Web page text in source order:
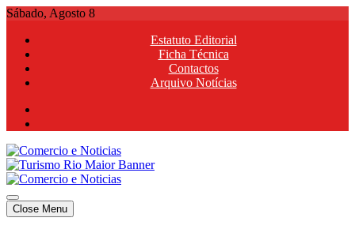
Skip
content
Sábado, Agosto 8
Estatuto Editorial
Ficha Técnica
Contactos
Arquivo Notícias
Comercio e Noticias
Notícias e Publicidade Online
Comercio e Noticias
Notícias e Publicidade Online
Close Menu